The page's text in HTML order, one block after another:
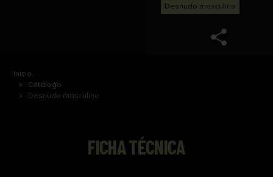
Desnudo masculino
Inicio
Catálogo
Desnudo masculino
FICHA TÉCNICA